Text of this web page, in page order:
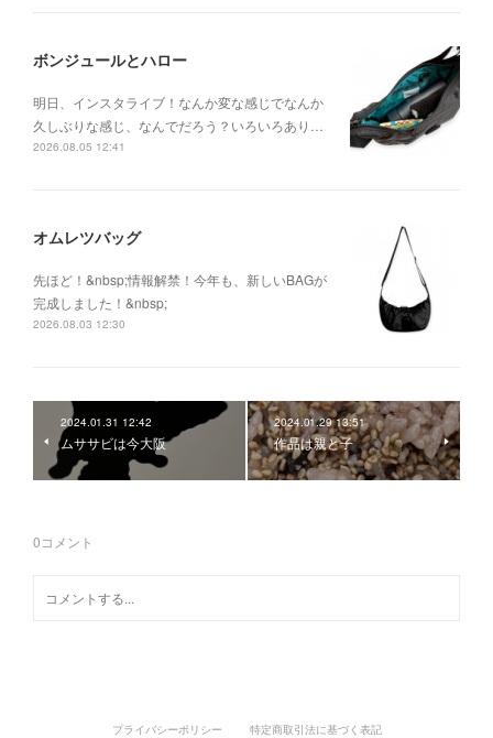
ボンジュールとハロー
明日、インスタライブ！なんか変な感じでなんか
久しぶりな感じ、なんでだろう？いろいろあり…
2026.08.05 12:41
オムレツバッグ
先ほど！&nbsp;情報解禁！今年も、新しいBAGが
完成しました！&nbsp;
2026.08.03 12:30
2024.01.31 12:42
ムササビは今大阪
2024.01.29 13:51
作品は親と子
0コメント
プライバシーポリシー 特定商取引法に基づく表記